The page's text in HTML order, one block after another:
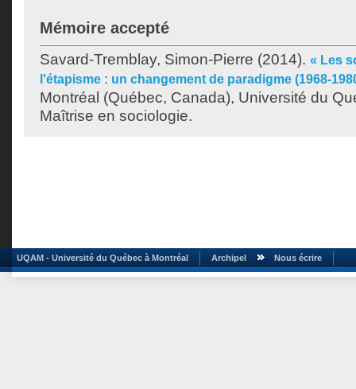
Mémoire accepté
Savard-Tremblay, Simon-Pierre (2014). « Les
l'étapisme : un changement de paradigme (1968-
Montréal (Québec, Canada), Université du
Maîtrise en sociologie.
UQAM - Université du Québec à Montréal Archipel Nous écrire